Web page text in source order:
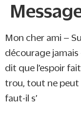
Mon cher ami –
décourage jamais
dit que l’espoir
trou, tout ne peut
faut-il s’